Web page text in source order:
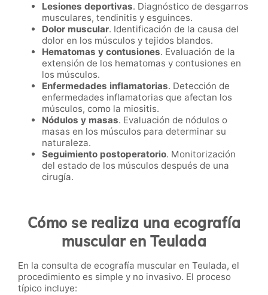
Lesiones deportivas. Diagnóstico de desgarros
musculares, tendinitis y esguinces.
Dolor muscular. Identificación de la causa del
dolor en los músculos y tejidos blandos.
Hematomas y contusiones. Evaluación de la
extensión de los hematomas y contusiones en
los músculos.
Enfermedades inflamatorias. Detección de
enfermedades inflamatorias que afectan los
músculos, como la miositis.
Nódulos y masas. Evaluación de nódulos o
masas en los músculos para determinar su
naturaleza.
Seguimiento postoperatorio. Monitorización
del estado de los músculos después de una
cirugía.
Cómo se realiza una ecografía
muscular en Teulada
En la consulta de ecografía muscular en Teulada, el
procedimiento es simple y no invasivo. El proceso
típico incluye: